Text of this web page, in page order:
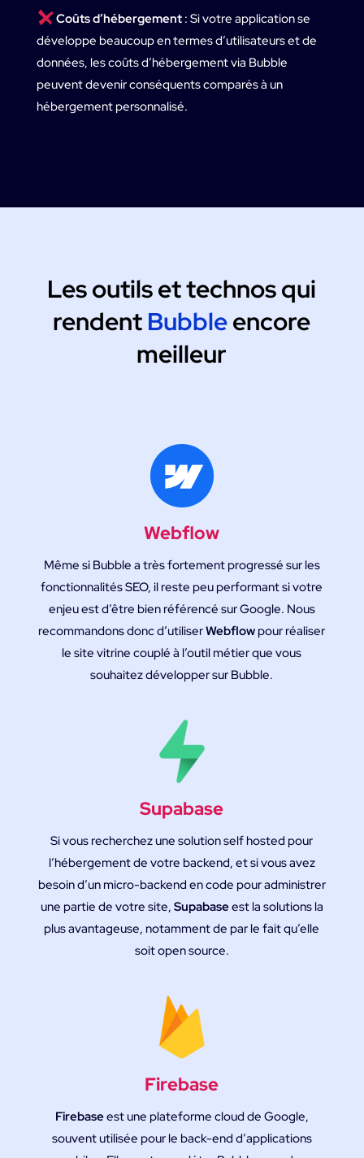
ㅤCoûts d’hébergement: Si votre application se
développe beaucoup en termes d’utilisateurs et de
données, les coûts d’hébergement via Bubble
peuvent devenir conséquents comparés à un
hébergement personnalisé.
Les outils et technos qui
rendent Bubbleencore
meilleur
Webflow
Même si Bubble a très fortement progressé sur les
fonctionnalités SEO, il reste peu performant si votre
enjeu est d’être bien référencé sur Google. Nous
recommandons donc d’utiliserWebflow pour réaliser
le site vitrine couplé à l’outil métier que vous
souhaitez développer sur Bubble.
Supabase
Si vous recherchez une solution self hosted pour
l’hébergement de votre backend, et si vous avez
besoin d’un micro-backend en code pour administrer
une partie de votre site, Supabaseest la solutions la
plus avantageuse, notamment de par le fait qu’elle
soit open source.
Firebase
Firebaseest une plateforme cloud de Google,
souvent utilisée pour le back-end d’applications